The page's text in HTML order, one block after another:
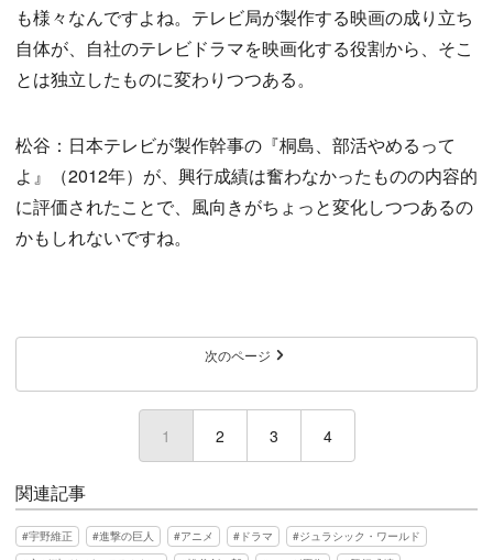
も様々なんですよね。テレビ局が製作する映画の成り立ち
自体が、自社のテレビドラマを映画化する役割から、そこ
とは独立したものに変わりつつある。
松谷：日本テレビが製作幹事の『桐島、部活やめるって
よ』（2012年）が、興行成績は奮わなかったものの内容的
に評価されたことで、風向きがちょっと変化しつつあるの
かもしれないですね。
次のページ
1 (current)
2 3 4
関連記事
宇野維正 進撃の巨人 アニメ ドラマ
ジュラシック・ワールド